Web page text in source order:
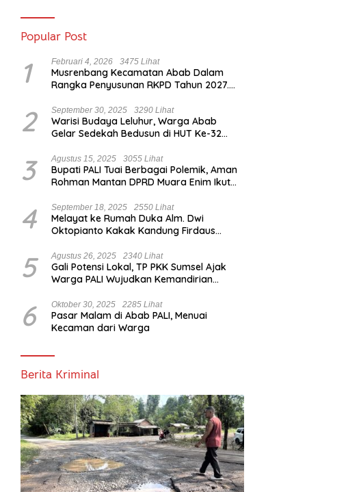
Popular Post
1 Februari 4, 2026 3475 Lihat
Musrenbang Kecamatan Abab Dalam
Rangka Penyusunan RKPD Tahun 2027.
Strategis
2 September 30, 2025 3290 Lihat
Warisi Budaya Leluhur, Warga Abab
Gelar Sedekah Bedusun di HUT Ke-32
3 Agustus 15, 2025 3055 Lihat
Bupati PALI Tuai Berbagai Polemik, Aman
Rohman Mantan DPRD Muara Enim Ikut
4 September 18, 2025 2550 Lihat
Melayat ke Rumah Duka Alm. Dwi
Oktopianto Kakak Kandung Firdaus
Turut Berduka Cita.
5 Agustus 26, 2025 2340 Lihat
Gali Potensi Lokal, TP PKK Sumsel Ajak
Warga PALI Wujudkan Kemandirian
6 Oktober 30, 2025 2285 Lihat
Pasar Malam di Abab PALI, Menuai
Kecaman dari Warga
Berita Kriminal